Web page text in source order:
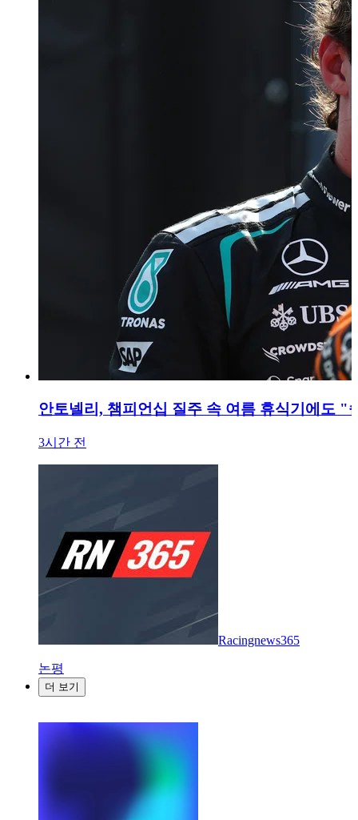
안토넬리, 챔피언십 질주 속 여름 휴식기에도 "
3시간 전
Racingnews365
논평
더 보기